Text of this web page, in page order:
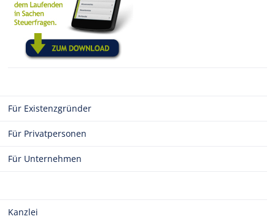
Für Existenzgründer
Für Privatpersonen
Für Unternehmen
Kanzlei